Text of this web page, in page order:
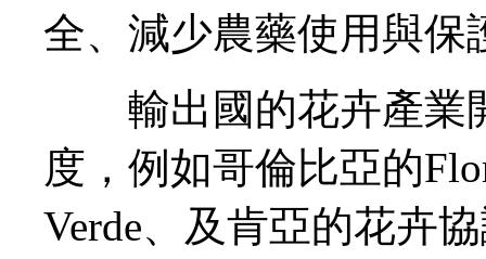
全、減少農藥使用與保
輸出國的花卉產業
度，例如哥倫比亞的
Verde、及肯亞的花卉